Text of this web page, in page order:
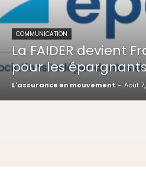
COMMUNICATION
La FAIDER devient
pour les
L'assurance en mouvement - Août